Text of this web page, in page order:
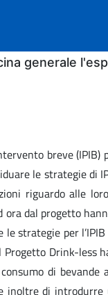
generale
breve
le strategie
riguardo alle
dal progetto
strategie per
Drink-less
di
di